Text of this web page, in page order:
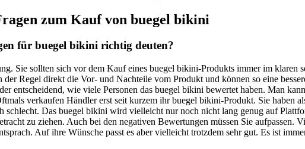
zum Kauf von buegel bikini
für buegel bikini richtig deuten?
Sie sollten sich vor dem Kauf eines buegel bikini-Produkts immer im klaren
Regel direkt die Vor- und Nachteile vom Produkt und können so eine
entscheidend, wie viele Personen das buegel bikini bewertet haben. Man
verkaufen Händler erst seit kurzem ihr buegel bikini-Produkt. Sie
schlecht. Das buegel bikini wird vielleicht nur noch nicht lang genug auf
zu ziehen. Auch bei den negativen Bewertungen müssen Sie
Auf ihre Wünsche passt es aber vielleicht trotzdem sehr gut. Es ist